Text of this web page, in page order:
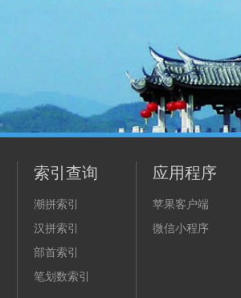
索引查询
潮拼索引
汉拼索引
部首索引
笔划数索引
应用程序
苹果客户端
微信小程序